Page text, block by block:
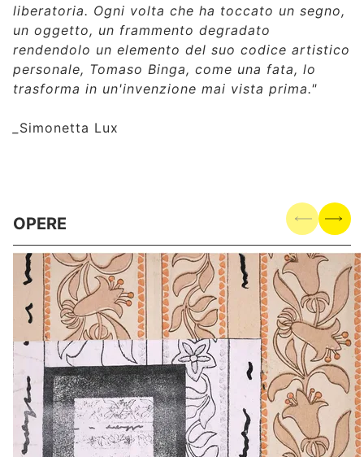
liberatoria. Ogni volta che ha toccato un segno,
un oggetto, un frammento degradato
rendendolo un elemento del suo codice artistico
personale, Tomaso Binga, come una fata, lo
trasforma in un'invenzione mai vista prima."
Simonetta Lux
OPERE